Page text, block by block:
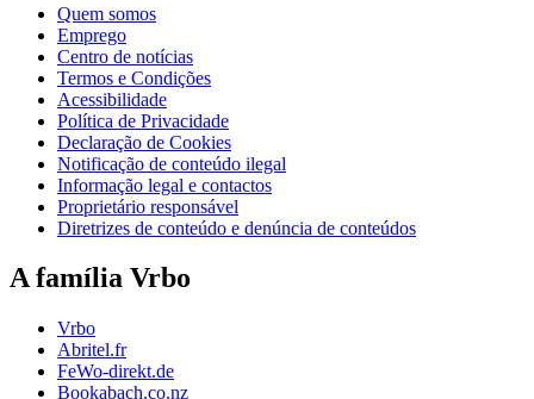
Quem somos
Emprego
Centro de notícias
Termos e Condições
Acessibilidade
Política de Privacidade
Declaração de Cookies
Notificação de conteúdo ilegal
Informação legal e contactos
Proprietário responsável
Diretrizes de conteúdo e denúncia de conteúdos
A família Vrbo
Vrbo
Abritel.fr
FeWo-direkt.de
Bookabach.co.nz